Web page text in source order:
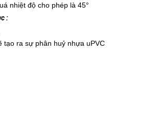
nhiệt độ cho phép là 45°
:
tạo ra sự phân huỷ nhựa uPVC